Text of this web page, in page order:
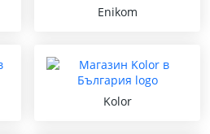
Enikom
Kolor